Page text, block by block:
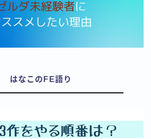
はなこのFE語り